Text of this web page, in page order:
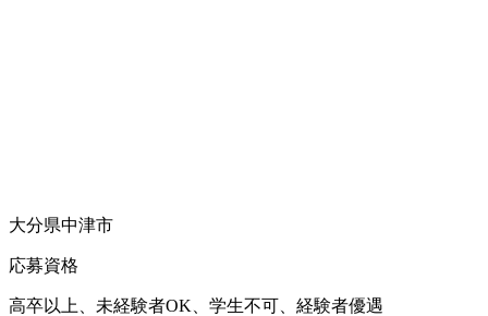
大分県中津市
応募資格
高卒以上、未経験者OK、学生不可、経験者優遇